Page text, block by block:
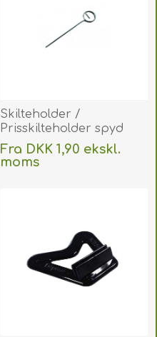
Skilteholder /
Prisskilteholder spyd
rustfri stål 70 mm.
60270150
Fra DKK 1,90 ekskl.
moms